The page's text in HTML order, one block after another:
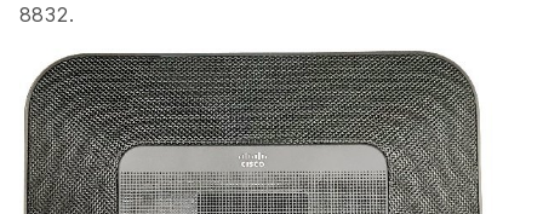
8832.